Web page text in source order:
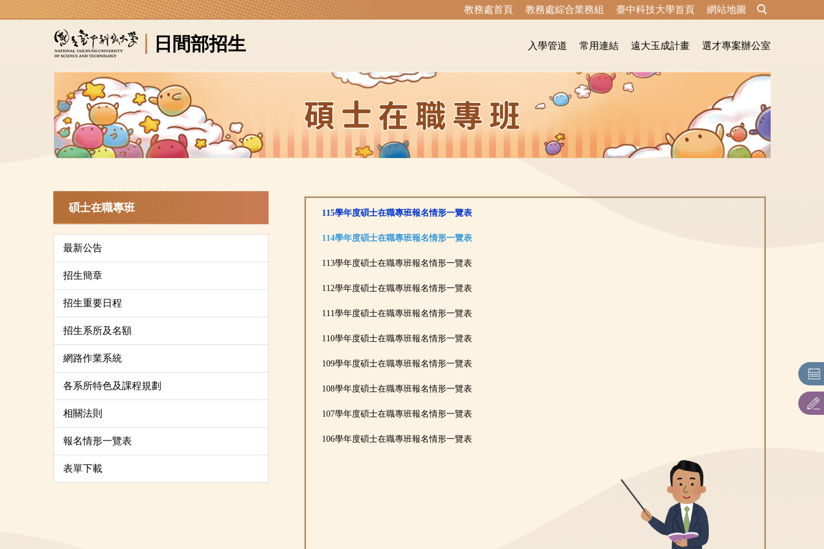
跳
日間部招生
教務處首頁 教務處綜合業務組 臺中科技大學首頁 網站地圖
入學管道 常用連結 遠大玉成計畫 選才專案辦公室
碩士在職專班
最新公告
招生簡章
招生重要日程
招生系所及名額
網路作業系統
各系所特色及課程規劃
相關法則
報名情形一覽表
表單下載
115學年度碩士在職專班報名情形一覽表
114學年度碩士在職專班報名情形一覽表
113學年度碩士在職專班報名情形一覽表
112學年度碩士在職專班報名情形一覽表
111學年度碩士在職專班報名情形一覽表
110學年度碩士在職專班報名情形一覽表
109學年度碩士在職專班報名情形一覽表
108學年度碩士在職專班報名情形一覽表
107學年度碩士在職專班報名情形一覽表
106學年度碩士在職專班報名情形一覽表